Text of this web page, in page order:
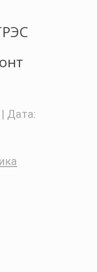
| Дата: